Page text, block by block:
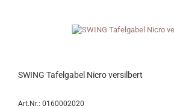
SWING Tafelgabel Nicro versilbert
Art.Nr.: 0160002020